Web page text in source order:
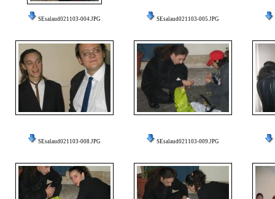
SEsalaud021103-004.JPG SEsalaud021103-005.JPG
SEsalaud021103-008.JPG SEsalaud021103-009.JPG